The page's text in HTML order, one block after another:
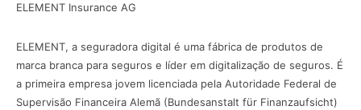
ELEMENT Insurance AG
‍ELEMENT, a seguradora digital é uma fábrica de produtos de
marca branca para seguros e líder em digitalização de seguros. É
a primeira empresa jovem licenciada pela Autoridade Federal de
Supervisão Financeira Alemã (Bundesanstalt für Finanzaufsicht)